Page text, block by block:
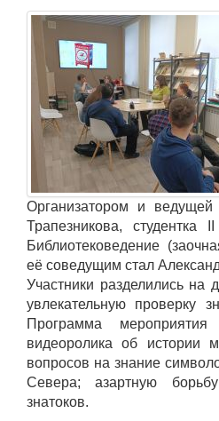
Организатором и ведущей
Трапезникова, студентка
Библиотековедение
её соведущим стал
Участники разделились
увлекательную проверку
Программа
видеоролика об истории
вопросов на знание
Севера; азартную
знатоков.